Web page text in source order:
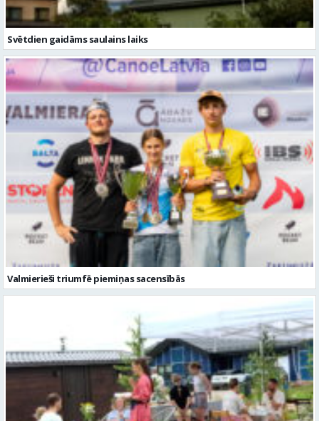
Svētdien gaidāms saulains laiks
Valmierieši triumfē piemiņas sacensībās